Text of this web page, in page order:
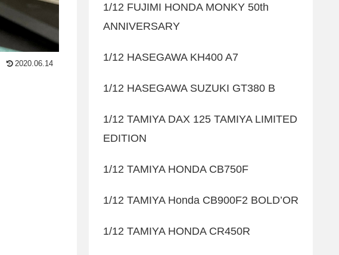
2020.06.14
1/12 FUJIMI HONDA MONKY 50th
ANNIVERSARY
1/12 HASEGAWA KH400 A7
1/12 HASEGAWA SUZUKI GT380 B
1/12 TAMIYA DAX 125 TAMIYA LIMITED
EDITION
1/12 TAMIYA HONDA CB750F
1/12 TAMIYA Honda CB900F2 BOLD’OR
1/12 TAMIYA HONDA CR450R